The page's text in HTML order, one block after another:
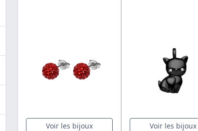
Voir les bijoux Voir les bijoux